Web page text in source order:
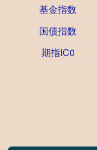
基金指数
国债指数
期指IC0